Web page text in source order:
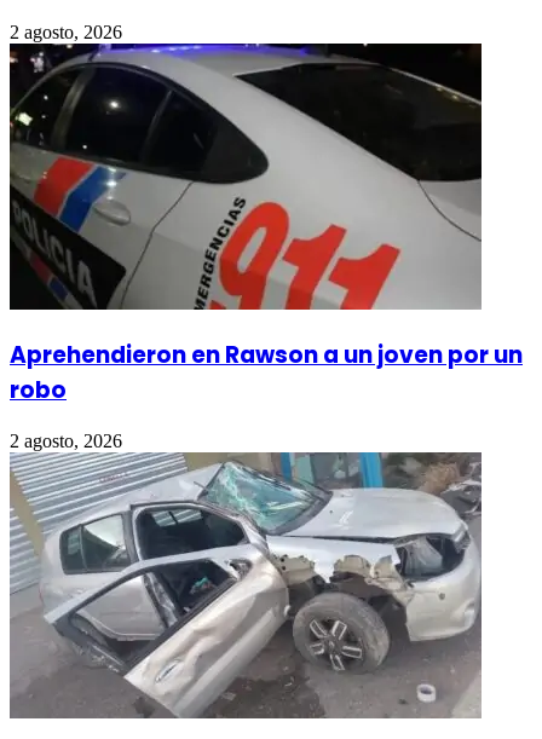
2 agosto, 2026
Aprehendieron en Rawson a un joven por un
robo
2 agosto, 2026